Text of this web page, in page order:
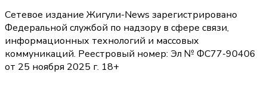
Сетевое издание Жигули-News зарегистрировано
Федеральной службой по надзору в сфере связи,
информационных технологий и массовых
коммуникаций. Реестровый номер: Эл № ФС77-90406
от 25 ноября 2025 г. 18+